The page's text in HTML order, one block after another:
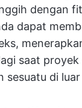
dengan
dapat
saat proyek
sesuatu di